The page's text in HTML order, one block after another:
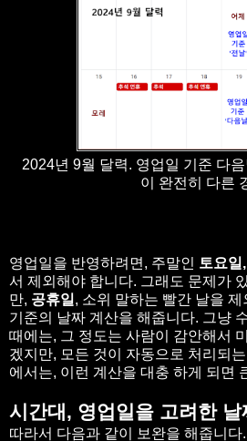
2024년 9월 달력. 영업일 기준 다
이 완전히 다른
영업일을 반영하려면, 주말인 토요일
서 제외해야 합니다. 그래도 문제가
만, 공휴일 , 소위 말하는 빨간 날을
기준의 날짜 계산을 해줍니다. 그냥
때에는, 그 정도는 사람이 감안해서
겠지만, 모든 것이 자동으로 처리되
에서는, 이런 계산을 대충 하게 되면
시간대, 영업일을 고려한 날
따라서 다음과 같이 보완을 해줍니다.